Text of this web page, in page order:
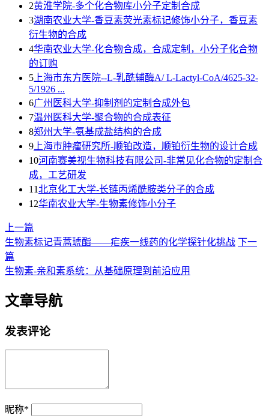
2黄淮学院-多个化合物库小分子定制合成
3湖南农业大学-香豆素荧光素标记修饰小分子，香豆素
衍生物的合成
4华南农业大学-化合物合成，合成定制，小分子化合物
的订购
5 上海市东方医院--L-乳酰辅酶A/ L-Lactyl-CoA/4625-32-
5/1926 ...
6广州医科大学-抑制剂的定制合成外包
7温州医科大学-聚合物的合成表征
8郑州大学-氨基成盐结构的合成
9 上海巿肿瘤研究所-顺铂改造，顺铂衍生物的设计合成
10河南赛美视生物科技有限公司-非常见化合物的定制合
成，工艺研发
11北京化工大学-长链丙烯酰胺类分子的合成
12华南农业大学-生物素修饰小分子
上一篇
生物素标记青蒿琥酯——疟疾一线药的化学探针化挑战 下一
篇
生物素-亲和素系统：从基础原理到前沿应用
文章导航
发表评论
昵称*